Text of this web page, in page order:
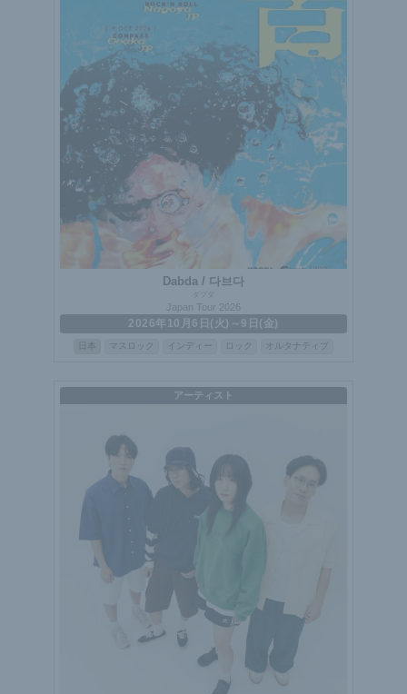
Dabda / 다브다
ダブダ
Japan Tour 2026
2026年10月6日(火)～9日(金)
マスロック インディー ロック オルタナティブ
アーティスト